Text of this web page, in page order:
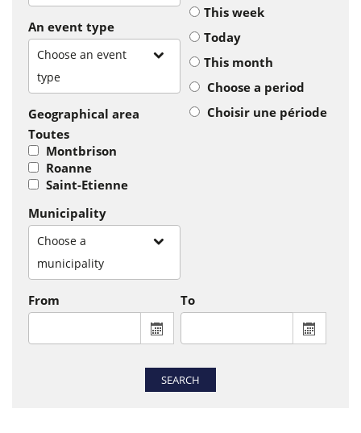
An event type
Choose an event
type
Geographical area
Toutes
Montbrison
Roanne
Saint-Etienne
Municipality
Choose a
municipality
This week
Today
This month
Choose a period
Choisir une période
From
From : display the calendar to
To
To :
SEARCH